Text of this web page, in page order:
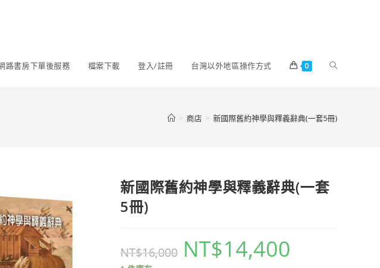
路書房下單後服務 檔案下載 登入/註冊 台灣以外地區操作方式 0
> 商店 > 新國際舊約神學與釋義辭典(一套5冊)
新國際舊約神學與釋義辭典(一套
5冊)
NT$16,000 NT$14,400